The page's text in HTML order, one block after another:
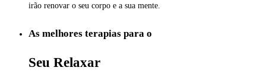
irão renovar o seu corpo e a sua mente.
As melhores terapias para o
Seu Relaxar